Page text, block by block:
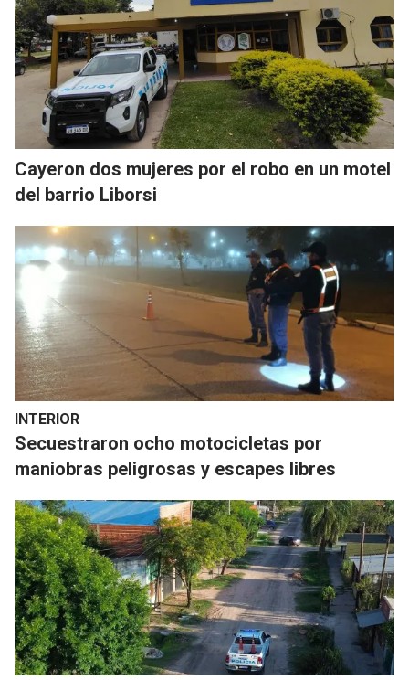
Cayeron dos mujeres por el robo en un motel
del barrio Liborsi
INTERIOR
Secuestraron ocho motocicletas por
maniobras peligrosas y escapes libres